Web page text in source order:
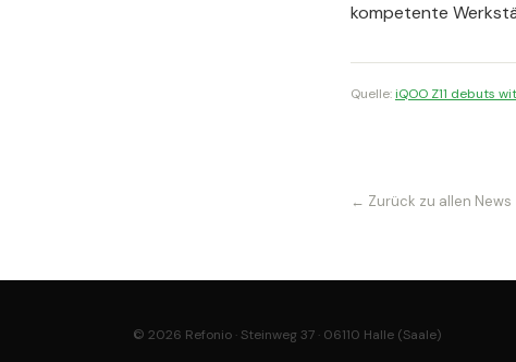
kompetente
Quelle:iQOO Z11 debuts
← Zurück zu allen News
© 2026 Refonio · Steinweg 37 · 06110 Halle (Saale)